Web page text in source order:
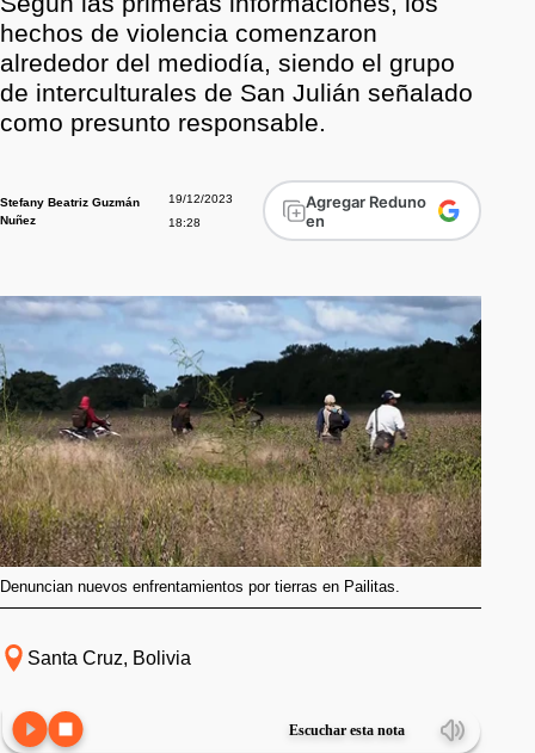
hechos de violencia comenzaron
alrededor del mediodía, siendo el grupo
de interculturales de San Julián señalado
como presunto responsable.
Stefany Beatriz Guzmán
Nuñez
19/12/2023
18:28
Agregar Reduno
en
Denuncian nuevos enfrentamientos por tierras en Pailitas.
Santa Cruz, Bolivia
Escuchar esta nota